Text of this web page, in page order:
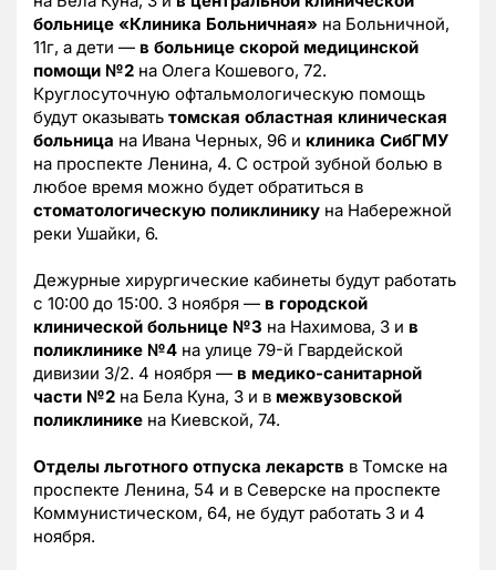
больнице «Клиника Больничная» на Больничной,
11г, а дети — в больнице скорой медицинской
помощи №2 на Олега Кошевого, 72.
Круглосуточную офтальмологическую помощь
будут оказывать томская областная клиническая
больница на Ивана Черных, 96 и клиника СибГМУ
на проспекте Ленина, 4. С острой зубной болью в
любое время можно будет обратиться в
стоматологическую поликлинику на Набережной
реки Ушайки, 6.
Дежурные хирургические кабинеты будут работать
с 10:00 до 15:00. 3 ноября — в городской
клинической больнице №3 на Нахимова, 3 и в
поликлинике №4 на улице 79-й Гвардейской
дивизии 3/2. 4 ноября — в медико-санитарной
части №2 на Бела Куна, 3 и в межвузовской
поликлинике на Киевской, 74.
Отделы льготного отпуска лекарств в Томске на
проспекте Ленина, 54 и в Северске на проспекте
Коммунистическом, 64, не будут работать 3 и 4
ноября.